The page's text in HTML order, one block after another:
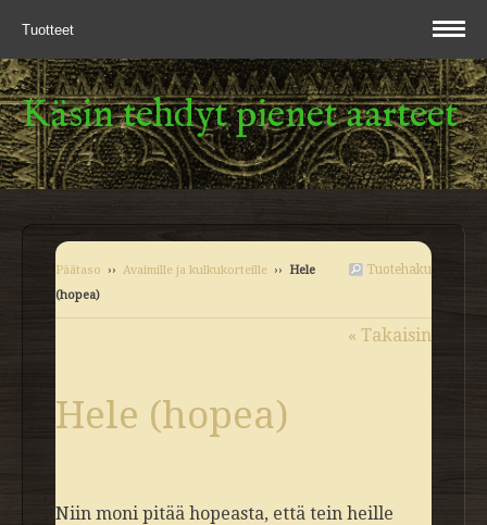
Tuotteet
Käsin tehdyt pienet aarteet
Tuotehaku
Päätaso ›› Avaimille ja kulkukorteille ›› Hele
(hopea)
« Takaisin
Hele (hopea)
Niin moni pitää hopeasta, että tein heille